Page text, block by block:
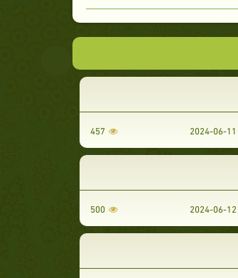
457
500